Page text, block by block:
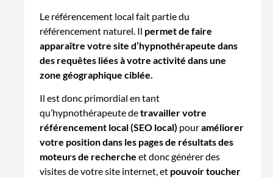
Le référencement local fait partie du
référencement naturel. Il permet de faire
apparaître votre site d’hypnothérapeute dans
des requêtes liées à votre activité dans une
zone géographique ciblée.
Il est donc primordial en tant
qu’hypnothérapeute detravailler votre
référencement local (SEO local) pouraméliorer
votre position dans les pages de résultats des
moteurs de recherche et donc générer des
visites de votre site internet, et pouvoir toucher